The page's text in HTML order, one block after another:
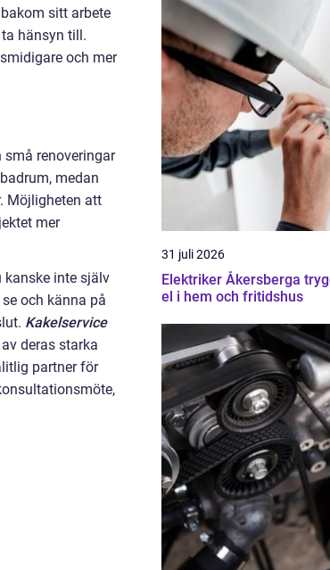
sitt arbete
hänsyn till.
och mer
renoveringar
medan
Möjligheten att
mer
kanske inte själv
och känna på
Kakelservice
deras starka
partner för
31 juli 2026
Elektriker Åkersberga trygg
el i hem och fritidshus